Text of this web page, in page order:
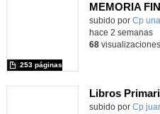
MEMORIA
Contenido
subido por Cp
253 páginas
hace 2 semanas
68visualizaciones
Libros
subido por Cp